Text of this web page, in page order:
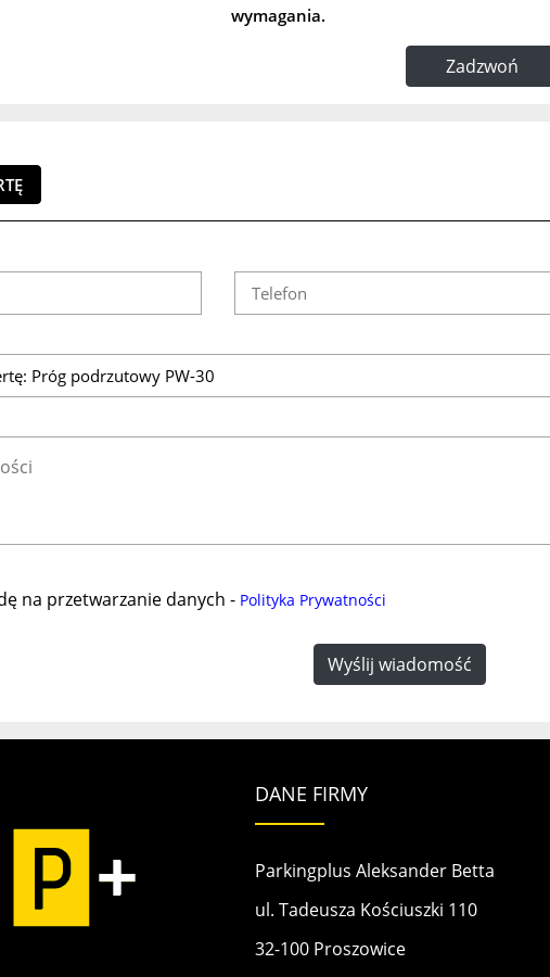
wymagania.
Zadzwoń
na przetwarzanie danych - Polityka Prywatności
DANE FIRMY
Parkingplus Aleksander Betta
ul. Tadeusza Kościuszki 110
32-100 Proszowice